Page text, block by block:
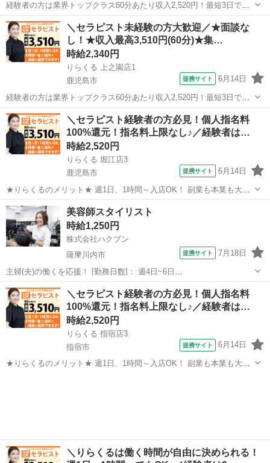
経験者の方は業界トップクラス60分あたり収入2,520円！最短3日で入
店可 今の収入と環境に満足していますか？ 「もっと高い収入がほし
い」 「安定して稼ぎたい」 その悩み、すべて解決します！ ・全国ト
ップクラスの店舗数...
鹿児島 指宿市 セラピスト
＼セラピスト未経験の方大歓迎／★面談な
し！★収入最高3,510円(60分)★集…
時給2,340円
りらくる 上之園店1
鹿児島市
提携サイト 6月14日
経験者の方は業界トップクラス60分あたり収入2,520円！最短3日で入
店可 今の収入と環境に満足していますか？ 「もっと高い収入がほし
い」 「安定して稼ぎたい」 その悩み、すべて解決します！ ・全国ト
ップクラスの店舗数...
鹿児島 鹿児島市 セラピスト
＼セラピスト経験者の方必見！個人指名料
100%還元！指名料上限なし♪／経験者は…
時給2,520円
りらくる 堀江店3
鹿児島市
提携サイト 6月14日
★りらくるのメリット★ 週1日、1時間～入店OK！ 副業も本業も大歓
迎 りらくるはスマホ1つでカンタンに時間、日程、店舗を選べる「入
店エントリー制」で、 自分のスキマ時間で稼げて、本業・家庭・趣味
と両立しやすい♪ 全国の...
鹿児島 鹿児島市 セラピスト
美容師スタイリスト
時給1,250円
株式会社ハクブン
薩摩川内市
提携サイト 7月18日
主婦(夫)の働くを応援！ [勤務日数]： 週4日~6日
09:00~12:00/10:00~14:00/13:00~16:00/15:00~18:00/09:00~18:00 月/
火/水/木/金/土/日 などから選べます ...
鹿児島 薩摩川内市 美容師
＼セラピスト経験者の方必見！個人指名料
100%還元！指名料上限なし♪／経験者は…
時給2,520円
りらくる 指宿店3
指宿市
提携サイト 6月14日
★りらくるのメリット★ 週1日、1時間～入店OK！ 副業も本業も大歓
＼りらくるは働く時間が自由に決められる！